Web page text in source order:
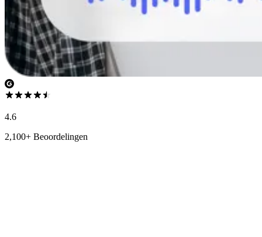
4.6
2,100+ Beoordelingen